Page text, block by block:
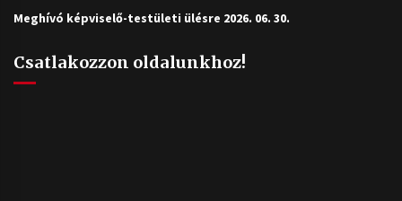
Meghívó képviselő-testületi ülésre 2026. 06. 30.
Csatlakozzon oldalunkhoz!